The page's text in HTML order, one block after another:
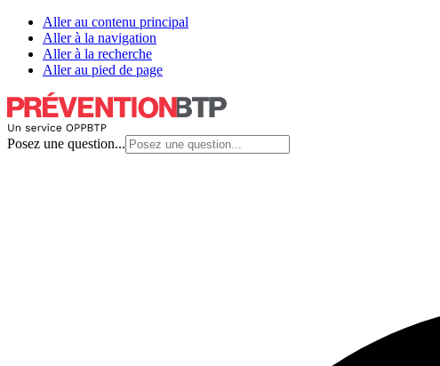
Aller au contenu principal
Aller à la navigation
Aller à la recherche
Aller au pied de page
Posez une question...